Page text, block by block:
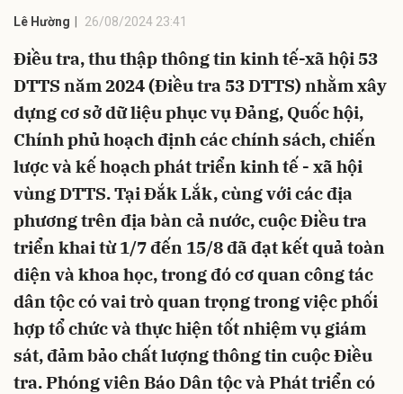
Lê Hường 26/08/2024 23:41
Điều tra, thu thập thông tin kinh tế-xã hội 53
DTTS năm 2024 (Điều tra 53 DTTS) nhằm xây
dựng cơ sở dữ liệu phục vụ Đảng, Quốc hội,
Chính phủ hoạch định các chính sách, chiến
lược và kế hoạch phát triển kinh tế - xã hội
vùng DTTS. Tại Đắk Lắk, cùng với các địa
phương trên địa bàn cả nước, cuộc Điều tra
triển khai từ 1/7 đến 15/8 đã đạt kết quả toàn
diện và khoa học, trong đó cơ quan công tác
dân tộc có vai trò quan trọng trong việc phối
hợp tổ chức và thực hiện tốt nhiệm vụ giám
sát, đảm bảo chất lượng thông tin cuộc Điều
tra. Phóng viên Báo Dân tộc và Phát triển có